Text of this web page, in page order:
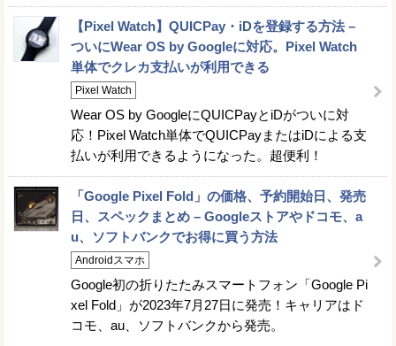
【Pixel Watch】QUICPay・iDを登録する方法 –
ついにWear OS by Googleに対応。Pixel Watch
単体でクレカ支払いが利用できる
Pixel Watch
Wear OS by GoogleにQUICPayとiDがついに対
応！Pixel Watch単体でQUICPayまたはiDによる支
払いが利用できるようになった。超便利！
「Google Pixel Fold」の価格、予約開始日、発売
日、スペックまとめ – Googleストアやドコモ、a
u、ソフトバンクでお得に買う方法
Androidスマホ
Google初の折りたたみスマートフォン「Google Pi
xel Fold」が2023年7月27日に発売！キャリアはド
コモ、au、ソフトバンクから発売。